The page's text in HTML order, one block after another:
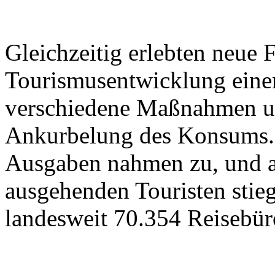
Gleichzeitig erlebten neue
Tourismusentwicklung
verschiedene Maßnahmen
Ankurbelung des
Ausgaben nahmen zu,
ausgehenden Touristen
landesweit 70.354